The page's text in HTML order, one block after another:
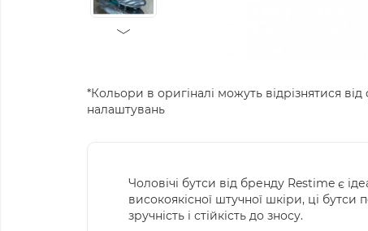
*Кольори в оригіналі можуть відрізнятися
налаштувань
Чоловічі бутси від бренду Restime є
високоякісної штучної шкіри, ці
зручність і стійкість до зносу.